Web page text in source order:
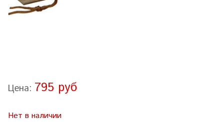
Цена: 795 руб
Нет в наличии